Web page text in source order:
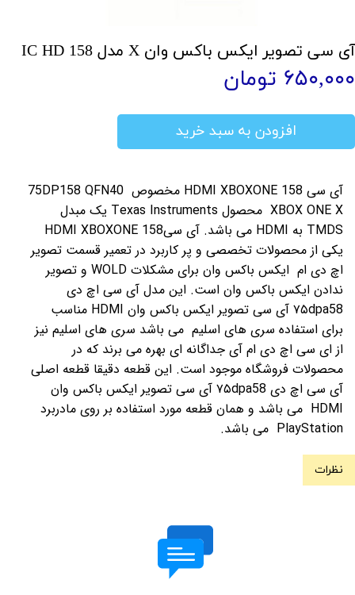
آی سی تصویر ایکس باکس وان X مدل IC HD 158
۶۵۰,۰۰۰ تومان
افزودن به سبد خرید
آی سی 158 HDMI XBOXONE مخصوص 75DP158 QFN40
XBOX ONE X محصول Texas Instruments یک مبدل
TMDS به HDMI می باشد. آی سی158 HDMI XBOXONE
یکی از محصولات تخصصی و پر کاربرد در تعمیر قسمت تصویر
اچ دی ام ایکس باکس وان برای مشکلات WOLD و تصویر
ندادن ایکس باکس وان است. این مدل آی سی اچ دی
۷۵dpa58 آی سی تصویر ایکس باکس وان HDMI مناسب
برای استفاده سری های اسلیم می باشد سری های اسلیم نیز
از ای سی اچ دی ام آی جداگانه ای بهره می برند که در
محصولات فروشگاه موجود است. این قطعه دقیقا قطعه اصلی
آی سی اچ دی ۷۵dpa58 آی سی تصویر ایکس باکس وان
HDMI می باشد و همان قطعه مورد استفاده بر روی مادربرد
PlayStation می باشد.
نظرات